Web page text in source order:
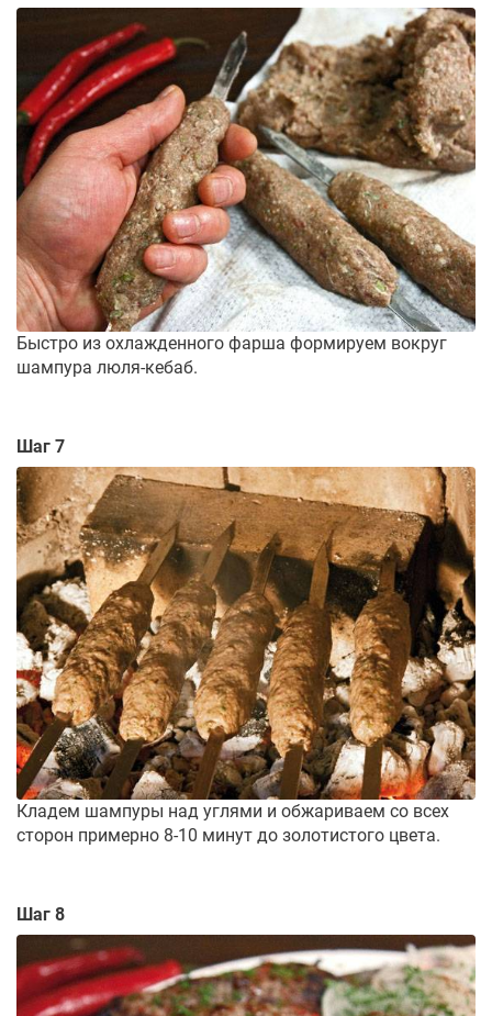
Быстро из охлажденного фарша формируем вокруг
шампура люля-кебаб.
Шаг 7
Кладем шампуры над углями и обжариваем со всех
сторон примерно 8-10 минут до золотистого цвета.
Шаг 8